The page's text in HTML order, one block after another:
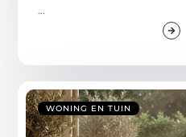
WONING EN TUIN